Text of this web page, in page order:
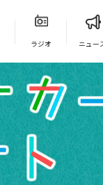
ラジオ ニュー